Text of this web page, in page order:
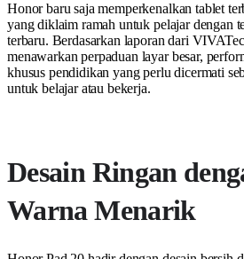
Honor baru saja memperkenalkan tablet
yang diklaim ramah untuk pelajar dengan
terbaru. Berdasarkan laporan dari
menawarkan perpaduan layar besar,
khusus pendidikan yang perlu dicermati
untuk belajar atau bekerja.
Desain Ringan
Warna Menarik